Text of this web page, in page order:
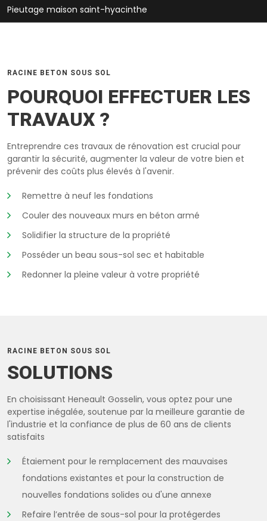
Pieutage maison saint-hyacinthe
RACINE BETON SOUS SOL
POURQUOI EFFECTUER LES
TRAVAUX ?
Entreprendre ces travaux de rénovation est crucial pour
garantir la sécurité, augmenter la valeur de votre bien et
prévenir des coûts plus élevés à l'avenir.
Remettre à neuf les fondations
Couler des nouveaux murs en béton armé
Solidifier la structure de la propriété
Posséder un beau sous-sol sec et habitable
Redonner la pleine valeur à votre propriété
RACINE BETON SOUS SOL
SOLUTIONS
En choisissant Heneault Gosselin, vous optez pour une
expertise inégalée, soutenue par la meilleure garantie de
l'industrie et la confiance de plus de 60 ans de clients
satisfaits
Étaiement pour le remplacement des mauvaises
fondations existantes et pour la construction de
nouvelles fondations solides ou d'une annexe
Refaire l’entrée de sous-sol pour la protégerdes